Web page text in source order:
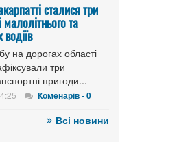
сталися три
та
на дорогах області
три
пригоди...
Коменарів - 0
Всі новини